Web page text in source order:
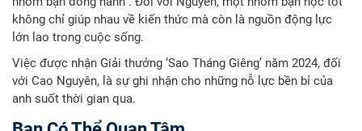
không chỉ giúp nhau về kiến thức mà còn là nguồn động lực
lớn lao trong cuộc sống.
Việc được nhận Giải thưởng ‘Sao Tháng Giêng’ năm 2024, đối
với Cao Nguyên, là sự ghi nhận cho những nỗ lực bền bỉ của
anh suốt thời gian qua.